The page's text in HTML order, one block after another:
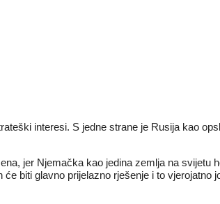
interesi. S jedne strane je Rusija kao
jer Njemačka kao jedina zemlja na svijetu
biti glavno prijelazno rješenje i to